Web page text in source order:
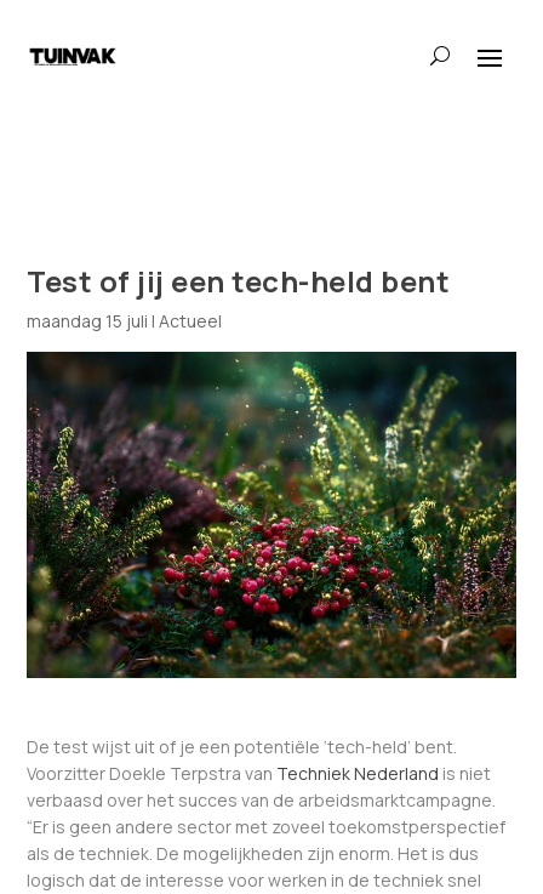
Test of jij een tech-held bent
maandag 15 juli |Actueel
De test wijst uit of je een potentiële ‘tech-held’ bent.
Voorzitter Doekle Terpstra van Techniek Nederland is niet
verbaasd over het succes van de arbeidsmarktcampagne.
“Er is geen andere sector met zoveel toekomstperspectief
als de techniek. De mogelijkheden zijn enorm. Het is dus
logisch dat de interesse voor werken in de techniek snel